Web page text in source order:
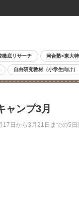
徹底リサーチ 河合塾×東大
自由研究教材（小学生向け）
ャンプ3月
日から3月21日までの5日